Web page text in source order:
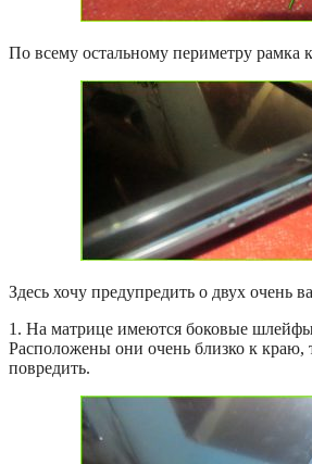
По всему остальному периметру рамка
Здесь хочу предупредить о двух очень
1. На матрице имеются боковые
Расположены они очень близко к краю,
повредить.